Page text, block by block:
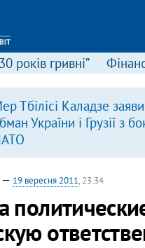
років гривні”
Тбілісі Каладзе
України і Грузії з
— 19 вересня 2011, 23:34